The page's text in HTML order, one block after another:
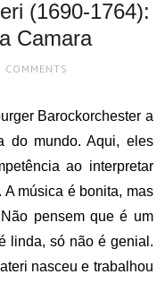
(1690-1764):
Camara
COMMENTS
Barockorchester a
do mundo. Aqui, eles
ao interpretar
música é bonita, mas
pensem que é um
linda, só não é genial.
nasceu e trabalhou